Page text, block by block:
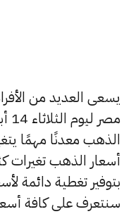
يسعى العديد من
الذهب معدنًا مهمًا
بتوفير تغطية دائمة
سنتعرف على كافة